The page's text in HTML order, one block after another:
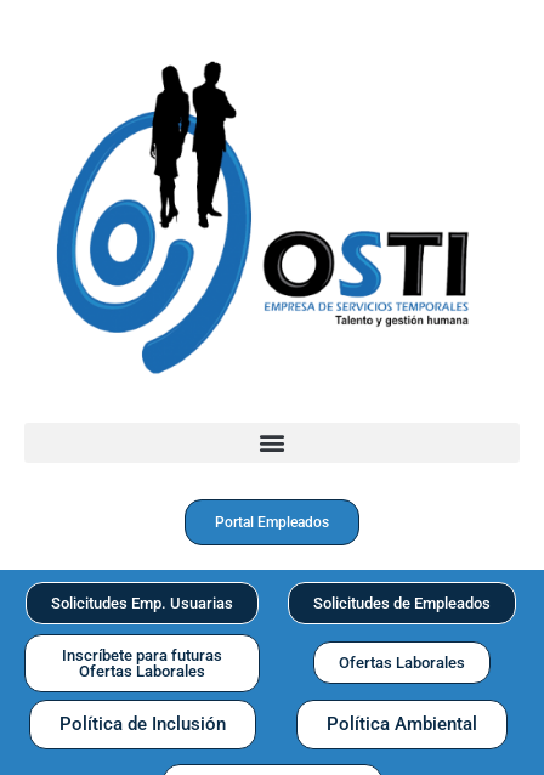
Portal Empleados
Solicitudes Emp. Usuarias Solicitudes de Empleados
Inscríbete para futuras
Ofertas Laborales
Ofertas Laborales
Política de Inclusión Política Ambiental